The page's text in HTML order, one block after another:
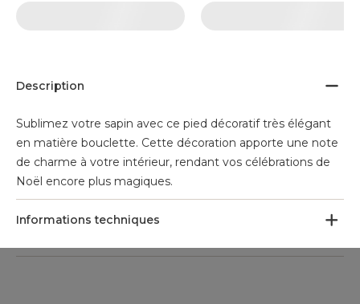
Description
Sublimez votre sapin avec ce pied décoratif très élégant
en matière bouclette. Cette décoration apporte une note
de charme à votre intérieur, rendant vos célébrations de
Noël encore plus magiques.
Informations techniques